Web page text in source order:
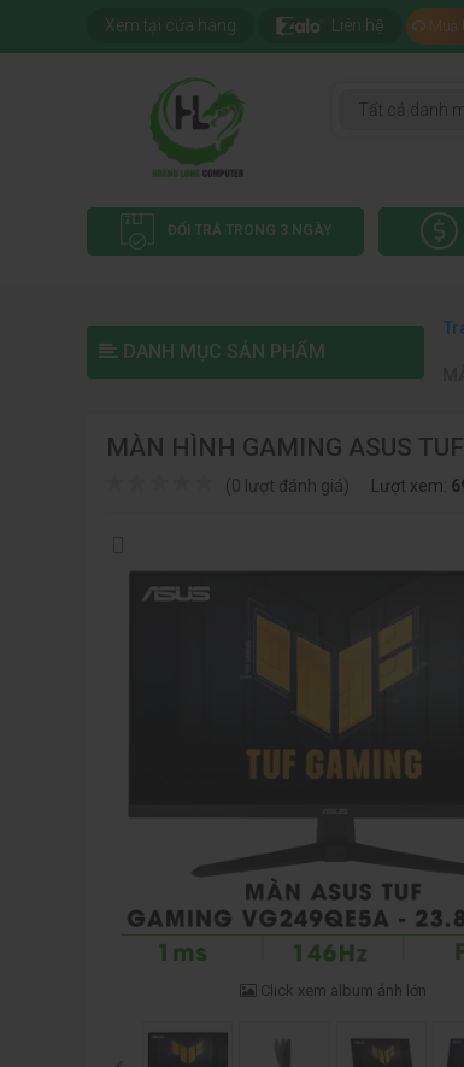
Xem tại cửa hàng Liên hệ Mua
ĐỔI TRẢ TRONG 3 NGÀY
DANH MỤC SẢN PHẨM
MÀN HÌNH GAMING ASUS
(0 lượt đánh giá) Lượt xem:
Click xem album ảnh lớn